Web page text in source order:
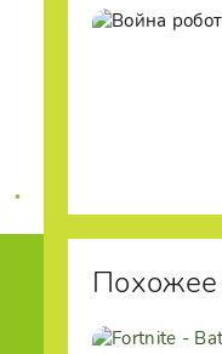
Похожее